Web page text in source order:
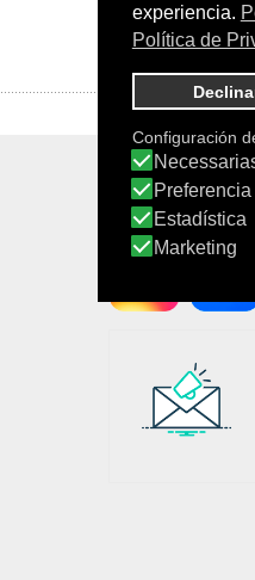
¡SÍGUENOS EN